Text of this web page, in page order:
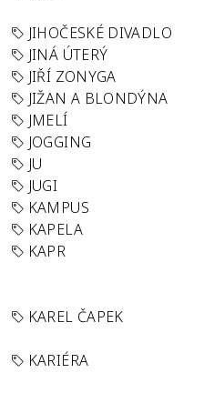
JIHOČESKÉ DIVADLO
JINÁ ÚTERÝ
JIŘÍ ZONYGA
JIŽAN A BLONDÝNA
JMELÍ
JOGGING
JU
JUGI
KAMPUS
KAPELA
KAPR
KAREL ČAPEK
KARIÉRA